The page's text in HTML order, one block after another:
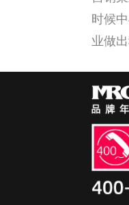
时候
业做